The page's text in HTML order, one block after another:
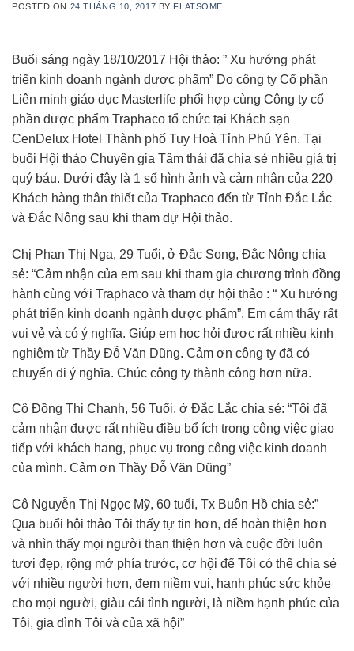
POSTED ON 24 THÁNG 10, 2017 BY FLATSOME
Buổi sáng ngày 18/10/2017 Hội thảo: ” Xu hướng phát
triển kinh doanh ngành dược phẩm” Do công ty Cổ phần
Liên minh giáo dục Masterlife phối hợp cùng Công ty cổ
phần dược phẩm Traphaco tổ chức tại Khách sạn
CenDelux Hotel Thành phố Tuy Hoà Tỉnh Phú Yên. Tại
buổi Hội thảo Chuyên gia Tâm thái đã chia sẻ nhiều giá trị
quý báu. Dưới đây là 1 số hình ảnh và cảm nhận của 220
Khách hàng thân thiết của Traphaco đến từ Tỉnh Đắc Lắc
và Đắc Nông sau khi tham dự Hội thảo.
Chị Phan Thị Nga, 29 Tuổi, ở Đắc Song, Đắc Nông chia
sẻ: “Cảm nhận của em sau khi tham gia chương trình đồng
hành cùng với Traphaco và tham dự hội thảo : “ Xu hướng
phát triển kinh doanh ngành dược phẩm”. Em cảm thấy rất
vui vẻ và có ý nghĩa. Giúp em học hỏi được rất nhiều kinh
nghiệm từ Thầy Đỗ Văn Dũng. Cảm ơn công ty đã có
chuyến đi ý nghĩa. Chúc công ty thành công hơn nữa.
Cô Đồng Thị Chanh, 56 Tuổi, ở Đắc Lắc chia sẻ: “Tôi đã
cảm nhận được rất nhiều điều bổ ích trong công việc giao
tiếp với khách hang, phục vụ trong công việc kinh doanh
của mình. Cảm ơn Thầy Đỗ Văn Dũng”
Cô Nguyễn Thị Ngọc Mỹ, 60 tuổi, Tx Buôn Hồ chia sẻ:”
Qua buổi hội thảo Tôi thấy tự tin hơn, để hoàn thiện hơn
và nhìn thấy mọi người than thiện hơn và cuộc đời luôn
tươi đẹp, rộng mở phía trước, cơ hội để Tôi có thể chia sẻ
với nhiều người hơn, đem niềm vui, hạnh phúc sức khỏe
cho mọi người, giàu cái tình người, là niềm hạnh phúc của
Tôi, gia đình Tôi và của xã hội”